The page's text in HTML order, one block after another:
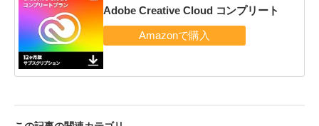
Adobe Creative Cloud コンプリート